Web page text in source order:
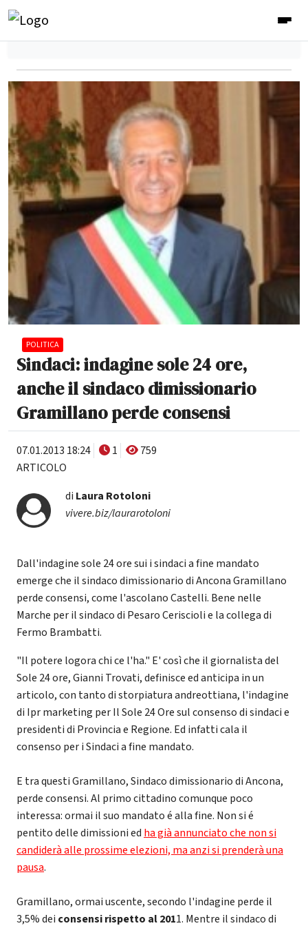
POLITICA
Sindaci: indagine sole 24 ore,
anche il sindaco dimissionario
Gramillano perde consensi
07.01.2013 18:24 1
759
ARTICOLO
di Laura Rotoloni
vivere.biz/laurarotoloni
Dall'indagine sole 24 ore sui i sindaci a fine mandato
emerge che il sindaco dimissionario di Ancona Gramillano
perde consensi, come l'ascolano Castelli. Bene nelle
Marche per il sindaco di Pesaro Ceriscioli e la collega di
Fermo Brambatti.
"Il potere logora chi ce l'ha." E' così che il giornalista del
Sole 24 ore, Gianni Trovati, definisce ed anticipa in un
articolo, con tanto di storpiatura andreottiana, l'indagine
di Ipr marketing per Il Sole 24 Ore sul consenso di sindaci e
presidenti di Provincia e Regione. Ed infatti cala il
consenso per i Sindaci a fine mandato.
E tra questi Gramillano, Sindaco dimissionario di Ancona,
perde consensi. Al primo cittadino comunque poco
interessa: ormai il suo mandato é alla fine. Non si é
pentito delle dimissioni edha già annunciato che non si
candiderà alle prossime elezioni, ma anzi si prenderà una
pausa.
Gramillano, ormai uscente, secondo l'indagine perde il
3,5% dei consensi rispetto al 2011. Mentre il sindaco di